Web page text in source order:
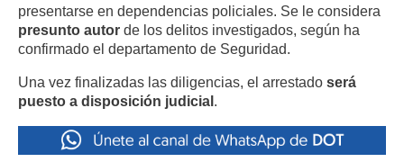
presentarse en dependencias policiales. Se le considera
presunto autor de los delitos investigados, según ha
confirmado el departamento de Seguridad.
Una vez finalizadas las diligencias, el arrestado será
puesto a disposición judicial .